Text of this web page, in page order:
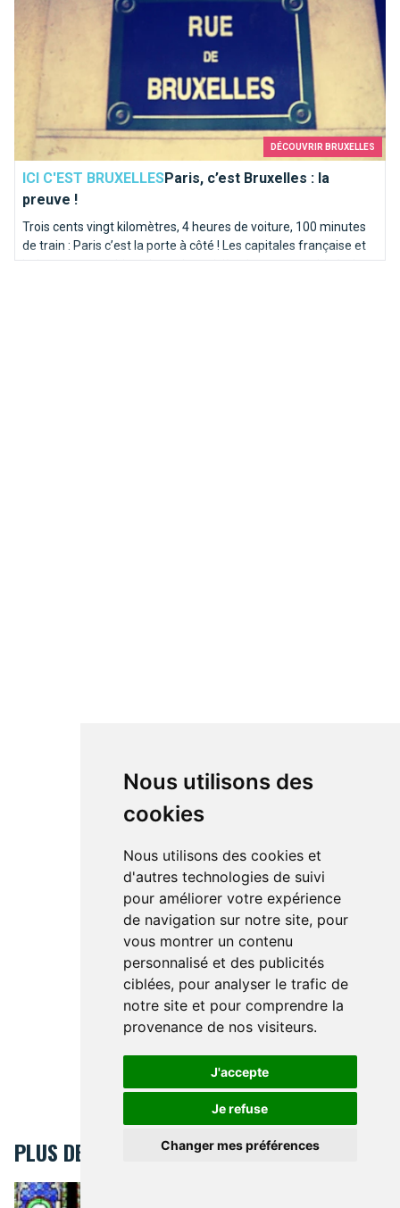
Nous utilisons des
cookies
Nous utilisons des cookies et
d'autres technologies de suivi
pour améliorer votre expérience
de navigation sur notre site, pour
vous montrer un contenu
personnalisé et des publicités
ciblées, pour analyser le trafic de
notre site et pour comprendre la
provenance de nos visiteurs.
J'accepte
Je refuse
Changer mes préférences
DÉCOUVRIR BRUXELLES
ICI C'EST BRUXELLESParis, c’est Bruxelles : la
preuve !
Trois cents vingt kilomètres, 4 heures de voiture, 100 minutes
de train : Paris c’est la porte à côté ! Les capitales française et
belge partagent bien plus qu’une rivière homonyme. Itinéraire
PLUS DE BRUSSELSLIFE
Top 10 des églises de Bruxelles